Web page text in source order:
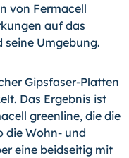
von Fermacell
auf das
seine Umgebung.
Gipsfaser-Platten
Das Ergebnis ist
greenline, die die
die Wohn- und
eine beidseitig mit